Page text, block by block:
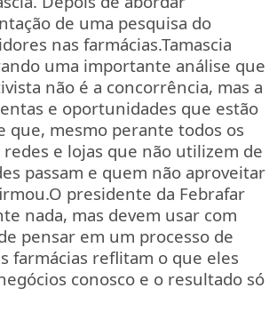
de uma pesquisa do
nas farmácias.Tamascia
uma importante análise que
não é a concorrência, mas a
e oportunidades que estão
que, mesmo perante todos os
e lojas que não utilizem de
passam e quem não aproveitar
O presidente da Febrafar
nada, mas devem usar com
pensar em um processo de
farmácias reflitam o que eles
conosco e o resultado só